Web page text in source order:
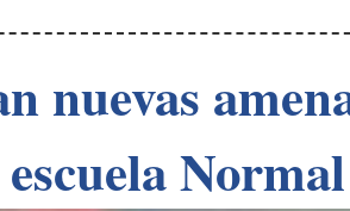
nuevas
Normal